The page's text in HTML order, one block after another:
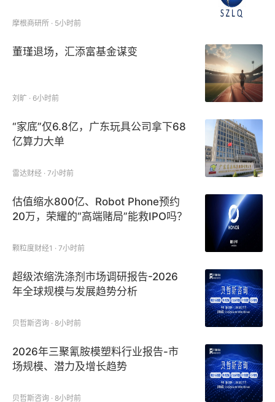
摩根商研所 · 5小时前
董瑾退场，汇添富基金谋变
刘旷 · 6小时前
“家底”仅6.8亿，广东玩具公司拿下68
亿算力大单
雷达财经 · 7小时前
估值缩水800亿、Robot Phone预约
20万，荣耀的“高端赌局”能救IPO吗？
颗粒度财经1 · 7小时前
超级浓缩洗涤剂市场调研报告-2026
年全球规模与发展趋势分析
贝哲斯咨询 · 8小时前
2026年三聚氰胺模塑料行业报告-市
场规模、潜力及增长趋势
贝哲斯咨询 · 8小时前